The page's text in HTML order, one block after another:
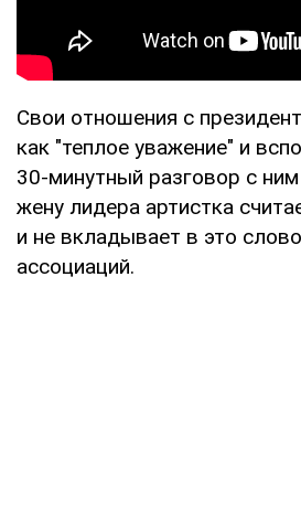
Свои отношения с
как "теплое уважение" и
30-минутный разговор с
жену лидера артистка
и не вкладывает в это
ассоциаций.